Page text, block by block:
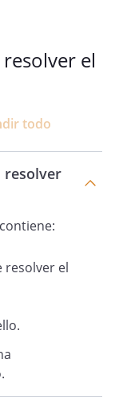
resolver el
todo
resolver
resolver el